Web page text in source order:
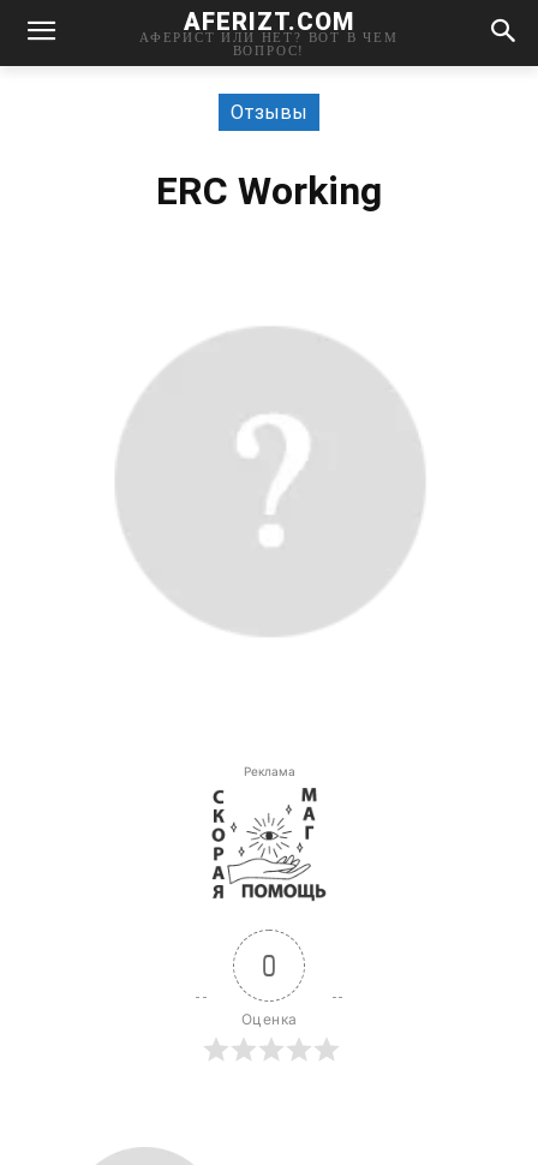
AFERIZT.COM
АФЕРИСТ ИЛИ НЕТ? ВОТ В ЧЕМ
ВОПРОС!
Отзывы
ERC Working
Реклама
0
Оценка